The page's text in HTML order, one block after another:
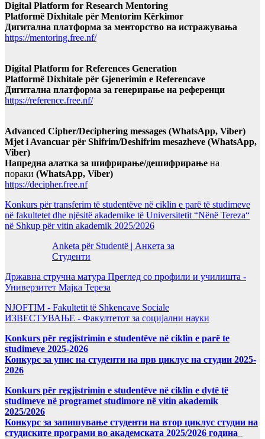
Digital Platform for Research Mentoring
Platformë Dixhitale për Mentorim Kërkimor
Дигитална платформа за менторство на истражувања
https://mentoring.free.nf/
Digital Platform for References Generation
Platformë Dixhitale për Gjenerimin e Referencave
Дигитална платформа за генерирање на референци
https://reference.free.nf/
Advanced Cipher/Deciphering messages (WhatsApp, Viber)
Mjet i Avancuar për Shifrim/Deshifrim mesazheve (WhatsApp,
Viber)
Напредна алатка за шифрирање/дешифрирање на
пораки (WhatsApp, Viber)
https://decipher.free.nf
Konkurs për transferim të studentëve në ciklin e parë të studimeve
në fakultetet dhe njësitë akademike të Universitetit “Nënë Tereza“
në Shkup për vitin akademik 2025/2026
Anketa për Studentë | Анкета за
Студенти
Државна стручна матура Преглед со профили и училишта -
Универзитет Мајка Тереза
NJOFTIM - Fakultetit të Shkencave Sociale
ИЗВЕСТУВАЊЕ - Факултетот за социјални науки
Konkurs për regjistrimin e studentëve në ciklin e parë te
studimeve 2025-2026
Конкурс за упис на студенти на прв циклус на студии 2025-
2026
Konkurs për regjistrimin e studentëve në ciklin e dytë të
studimeve në programet studimore në vitin akademik
2025/2026
Конкурс за запишување студенти на втор циклус студии на
студиските програми во академската 2025/2026 година